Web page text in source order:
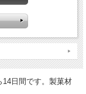
日間です。製菓材